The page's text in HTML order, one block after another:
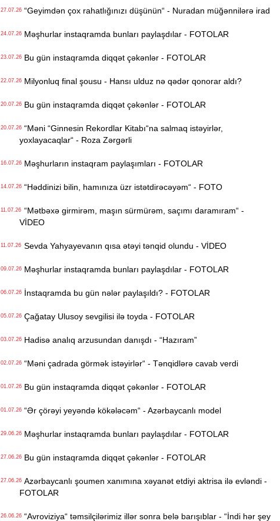
27.07.26“Geyimdən çox rahatlığınızı düşünün“ - Nuradan müğənnilərə irad
24.07.26Məşhurlar instaqramda bunları paylaşdılar - FOTOLAR
23.07.26Bu gün instaqramda diqqət çəkənlər - FOTOLAR
22.07.26Milyonluq final şousu - Hansı ulduz nə qədər qonorar aldı?
20.07.26Bu gün instaqramda diqqət çəkənlər - FOTOLAR
20.07.26“Məni “Ginnesin Rekordlar Kitabı“na salmaq istəyirlər,
yoxlayacaqlar“ - Roza Zərgərli
16.07.26Məşhurların instaqram paylaşımları - FOTOLAR
14.07.26“Həddinizi bilin, hamınıza üzr istətdirəcəyəm“ - FOTO
11.07.26“Mətbəxə girmirəm, maşın sürmürəm, saçımı daramıram“ -
VİDEO
11.07.26Sevda Yahyayevanın qısa ətəyi tənqid olundu - VİDEO
09.07.26Məşhurlar instaqramda bunları paylaşdılar - FOTOLAR
06.07.26İnstaqramda bu gün nələr paylaşıldı? - FOTOLAR
05.07.26Çağatay Ulusoy sevgilisi ilə toyda - FOTOLAR
03.07.26Hadisə analıq arzusundan danışdı - “Hazıram”
02.07.26“Məni çadrada görmək istəyirlər“ - Tənqidlərə cavab verdi
01.07.26Bu gün instaqramda diqqət çəkənlər - FOTOLAR
01.07.26“Ər çörəyi yeyəndə kökələcəm“ - Azərbaycanlı model
29.06.26Məşhurlar instaqramda bunları paylaşdılar - FOTOLAR
27.06.26Bu gün instaqramda diqqət çəkənlər - FOTOLAR
27.06.26Azərbaycanlı şoumen xanımına xəyanət etdiyi aktrisa ilə evləndi -
FOTOLAR
26.06.26“Avroviziya“ təmsilçilərimiz illər sonra belə barışıblar - “İndi hər şey